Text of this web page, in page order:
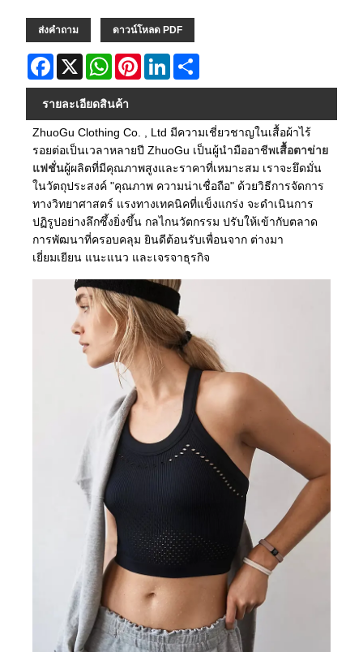
ส่งคำถาม ดาวน์โหลด PDF
Facebook
X WhatsAppPinterestLinkedIn
รายละเอียดสินค้า
ZhuoGu Clothing Co. , Ltd มีความเชี่ยวชาญในเสื้อผ้าไร้
รอยต่อเป็นเวลาหลายปี ZhuoGu เป็นผู้นำมืออาชีพเสื้อตาข่าย
แฟชั่นผู้ผลิตที่มีคุณภาพสูงและราคาที่เหมาะสม เราจะยึดมั่น
ในวัตถุประสงค์ "คุณภาพ ความน่าเชื่อถือ" ด้วยวิธีการจัดการ
ทางวิทยาศาสตร์ แรงทางเทคนิคที่แข็งแกร่ง จะดำเนินการ
ปฏิรูปอย่างลึกซึ้งยิ่งขึ้น กลไกนวัตกรรม ปรับให้เข้ากับตลาด
การพัฒนาที่ครอบคลุม ยินดีต้อนรับเพื่อนจาก ต่างมา
เยี่ยมเยียน แนะแนว และเจรจาธุรกิจ